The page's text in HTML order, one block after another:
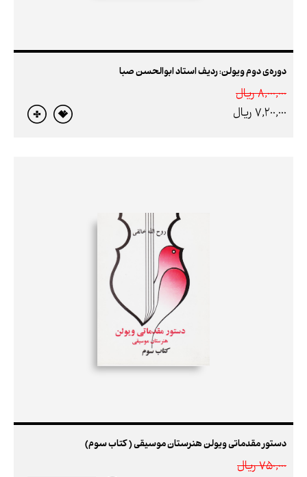
دوره‌ی دوم ویولن: ردیف استاد ابوالحسن صبا
8,000,000 ريال
7,200,000 ريال
دستور مقدماتی ویولن هنرستان موسیقی ( کتاب سوم)
750,000 ريال